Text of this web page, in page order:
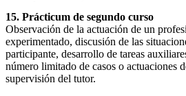
15. Prácticum de segundo curso
Observación de la actuación de un
experimentado, discusión de las
participante, desarrollo de tareas
número limitado de casos o actuaciones
supervisión del tutor.